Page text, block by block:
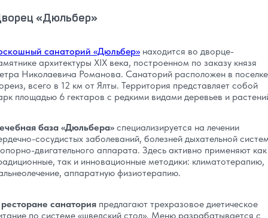
«Дюльбер»
санаторий «Дюльбер» находится во дворце-
архитектуры XIX века, построенном по заказу князя
Николаевича Романова. Санаторий расположен в поселке
всего в 12 км от Ялты. Территория представляет собой
площадью 6 гектаров с редкими видами деревьев и
база «Дюльбера» специализируется на лечении
сосудистых заболеваний, болезней дыхательной
двигательного аппарата. Здесь активно применяют как
так и инновационные методики: климатотерапию,
аппаратную физиотерапию.
санатория предлагают трехразовое диетическое
по системе «шведский стол». Меню разрабатывается с